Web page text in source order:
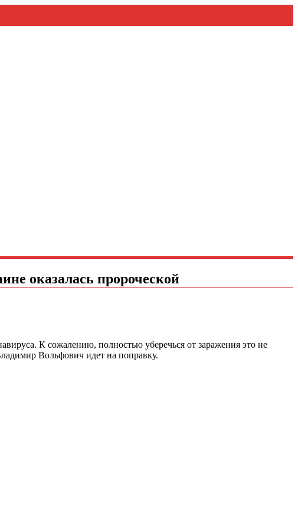
оказалась пророческой
К сожалению, полностью уберечься от заражения это не
Вольфович идет на поправку.